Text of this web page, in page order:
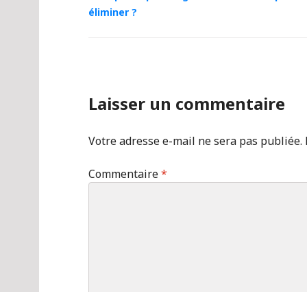
éliminer ?
Laisser un commentaire
Votre adresse e-mail ne sera pas publiée.
Commentaire*